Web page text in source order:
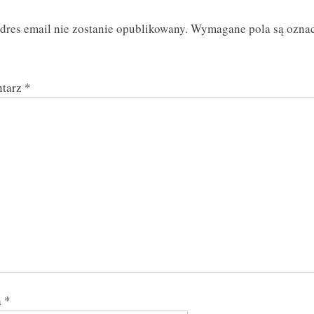
P
t
email nie zostanie opublikowany. Wymagane pola są
*
*